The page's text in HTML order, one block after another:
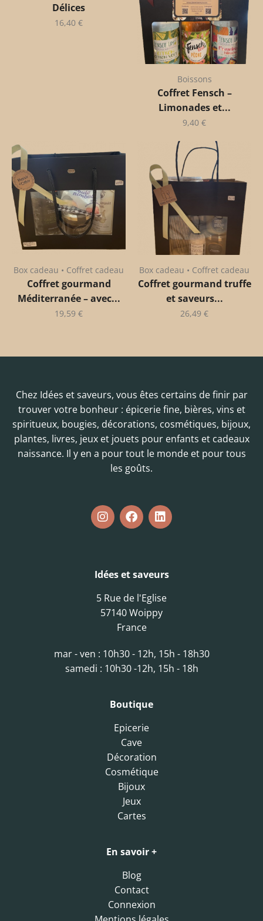
Délices
16,40 €
Boissons
Coffret Fensch –
Limonades et...
9,40 €
Box cadeau • Coffret cadeau
Coffret gourmand
Méditerranée – avec...
19,59 €
Box cadeau • Coffret cadeau
Coffret gourmand truffe
et saveurs...
26,49 €
Chez Idées et saveurs, vous êtes certains de finir par
trouver votre bonheur : épicerie fine, bières, vins et
spiritueux, bougies, décorations, cosmétiques, bijoux,
plantes, livres, jeux et jouets pour enfants et cadeaux
naissance. Il y en a pour tout le monde et pour tous
les goûts.
Idées et saveurs
5 Rue de l'Eglise
57140 Woippy
France
mar - ven : 10h30 - 12h, 15h - 18h30
samedi : 10h30 -12h, 15h - 18h
Boutique
Epicerie
Cave
Décoration
Cosmétique
Bijoux
Jeux
Cartes
En savoir +
Blog
Contact
Connexion